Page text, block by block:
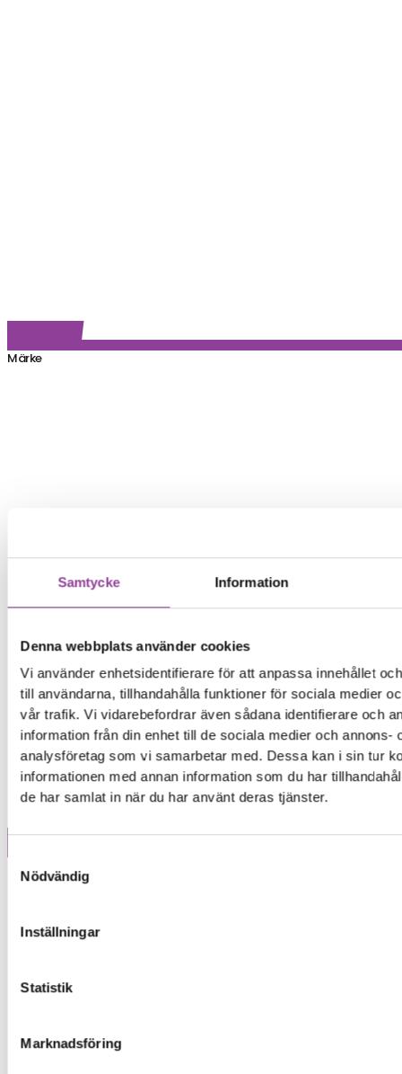
Samtycke Information
Denna webbplats använder cookies
Vi använder enhetsidentifierare för att anpassa innehållet
till användarna, tillhandahålla funktioner för sociala medier
vår trafik. Vi vidarebefordrar även sådana identifierare och
information från din enhet till de sociala medier och annons-
analysföretag som vi samarbetar med. Dessa kan i sin tur
informationen med annan information som du har
de har samlat in när du har använt deras tjänster.
Samtyckesval
Nödvändig
Inställningar
Statistik
Marknadsföring
Märke